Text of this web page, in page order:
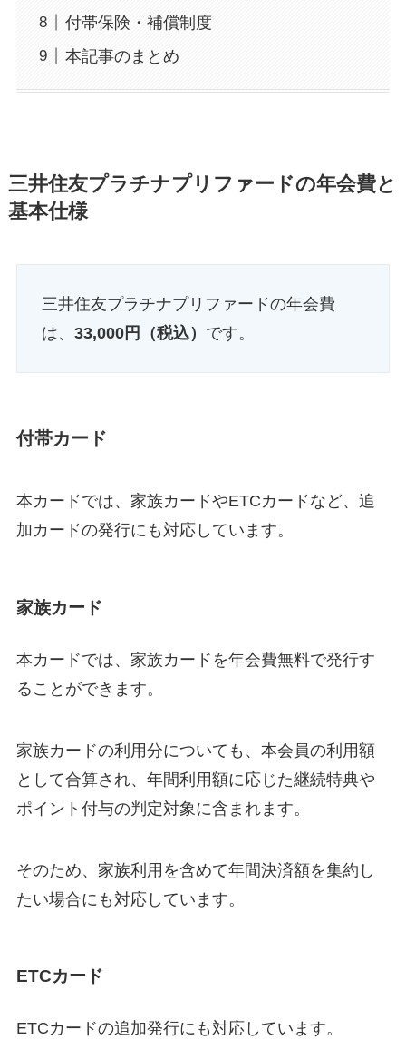
付帯保険・補償制度
本記事のまとめ
三井住友プラチナプリファードの年会費と
基本仕様
三井住友プラチナプリファードの年会費
は、 33,000円（税込） です。
付帯カード
本カードでは、家族カードやETCカードなど、追
加カードの発行にも対応しています。
家族カード
本カードでは、家族カードを年会費無料で発行す
ることができます。
家族カードの利用分についても、本会員の利用額
として合算され、年間利用額に応じた継続特典や
ポイント付与の判定対象に含まれます。
そのため、家族利用を含めて年間決済額を集約し
たい場合にも対応しています。
ETCカード
ETCカードの追加発行にも対応しています。